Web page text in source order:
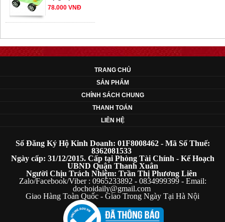
78.000 VNĐ
đơn giản cho ...
352.000 VNĐ
OT35 robot lắp
ráp nhấc chân di
OT36 oto mô hình
đơn giản có ...
75.000 VNĐ
OT5 ôtô mô hình
lắp ghép đơn ...
78.000 VNĐ
TRANG CHỦ
SẢN PHẨM
CHÍNH SÁCH CHUNG
THANH TOÁN
LIÊN HỆ
Số Đăng Ký Hộ Kinh Doanh: 01F8008462 - Mã Số Thuế:
8362081533
Ngày cấp: 31/12/2015. Cấp tại Phòng Tài Chính - Kế Hoạch
UBND Quận Thanh Xuân
Người Chịu Trách Nhiệm: Trần Thị Phương Liên
Zalo/Facebook/Viber : 0965233892 - 0834999399 - Email:
dochoidaily@gmail.com
Giao Hàng Toàn Quốc - Giao Trong Ngày Tại Hà Nội